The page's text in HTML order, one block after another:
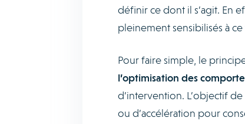
définir ce dont il s’agit. En
pleinement sensibilisés à
Pour faire simple, le
l’optimisation des
d’intervention. L’objectif
ou d’accélération pour